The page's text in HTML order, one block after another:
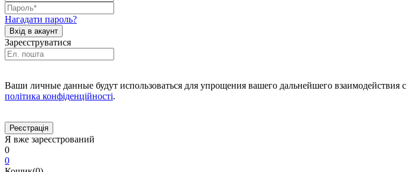
Нагадати пароль?
Зареєструватися
Ваши личные данные будут использоваться для упрощения вашего дальнейшего
політика конфіденційності.
Я вже зареєстрований
0
0